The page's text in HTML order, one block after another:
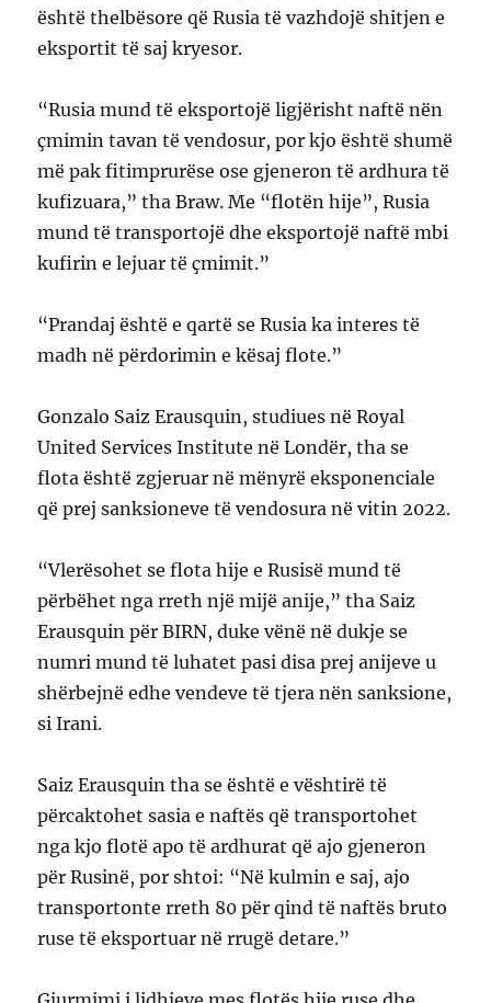
është thelbësore që Rusia të vazhdojë shitjen e
eksportit të saj kryesor.
“Rusia mund të eksportojë ligjërisht naftë nën
çmimin tavan të vendosur, por kjo është shumë
më pak fitimprurëse ose gjeneron të ardhura të
kufizuara,” tha Braw. Me “flotën hije”, Rusia
mund të transportojë dhe eksportojë naftë mbi
kufirin e lejuar të çmimit.”
“Prandaj është e qartë se Rusia ka interes të
madh në përdorimin e kësaj flote.”
Gonzalo Saiz Erausquin, studiues në Royal
United Services Institute në Londër, tha se
flota është zgjeruar në mënyrë eksponenciale
që prej sanksioneve të vendosura në vitin 2022.
“Vlerësohet se flota hije e Rusisë mund të
përbëhet nga rreth një mijë anije,” tha Saiz
Erausquin për BIRN, duke vënë në dukje se
numri mund të luhatet pasi disa prej anijeve u
shërbejnë edhe vendeve të tjera nën sanksione,
si Irani.
Saiz Erausquin tha se është e vështirë të
përcaktohet sasia e naftës që transportohet
nga kjo flotë apo të ardhurat që ajo gjeneron
për Rusinë, por shtoi: “Në kulmin e saj, ajo
transportonte rreth 80 për qind të naftës bruto
ruse të eksportuar në rrugë detare.”